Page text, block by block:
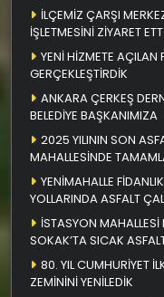
İLÇEMİZ ÇARŞI
İŞLETMESİNİ ZİYARET
YENİ HİZMETE AÇILAN
GERÇEKLEŞTİRDİK
ANKARA ÇERKEŞ
BELEDİYE BAŞKANIMIZA
2025 YILININ SON
MAHALLESİNDE
YENİMAHALLE
YOLLARINDA ASFALT
İSTASYON
SOKAK’TA SICAK
80. YIL CUMHURİYET
ZEMİNİNİ YENİLEDİK